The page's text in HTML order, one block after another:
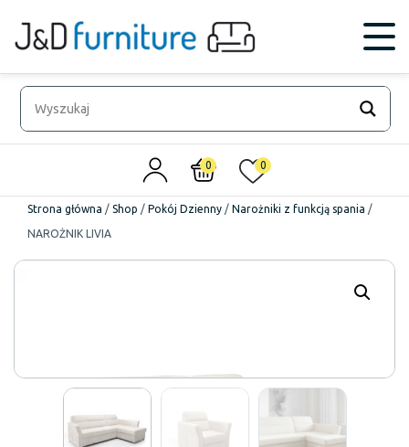
0 0
Strona główna / Shop / Pokój Dzienny / Narożniki z funkcją spania /
NAROŻNIK LIVIA